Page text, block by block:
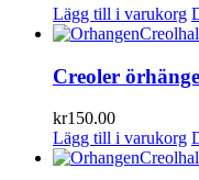
Lägg till i varukorg
Creoler
kr150.00
Lägg till i varukorg